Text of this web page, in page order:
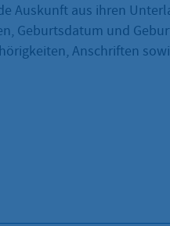
Auskunft aus ihren
Geburtsdatum und
Anschriften